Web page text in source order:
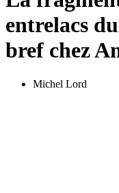
entrelacs
bref chez
Michel Lord